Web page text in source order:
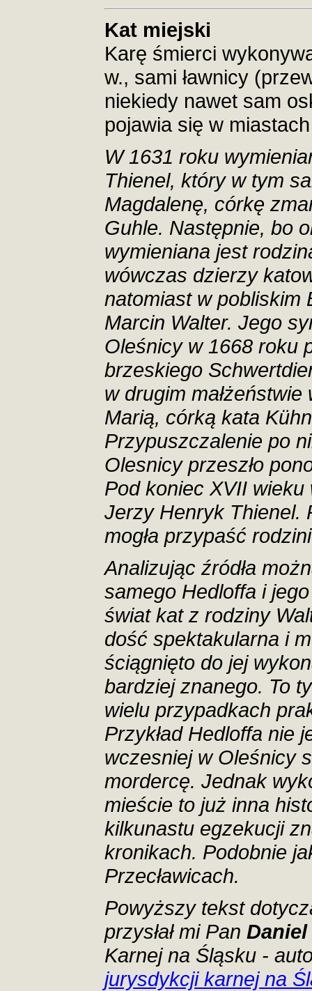
Kat miejski
Karę śmierci
w., sami ławnicy
niekiedy nawet sam
pojawia się w
W 1631 roku
Thienel, który w tym
Magdalenę, córkę
Guhle. Następnie, bo
wymieniana jest
wówczas dzierzy
natomiast w pobliskim
Marcin Walter. Jego
Oleśnicy w 1668 roku
brzeskiego
w drugim
Marią, córką kata
Przypuszczalenie po
Olesnicy przeszło
Pod koniec XVII
Jerzy Henryk Thienel.
mogła przypaść
Analizując źródła
samego Hedloffa i
świat kat z rodziny
dość spektakularna i
ściągnięto do jej
bardziej znanego. To
wielu przypadkach
Przykład Hedloffa nie
wczesniej w Oleśnicy
mordercę. Jednak
mieście to już inna
kilkunastu egzekucji
kronikach. Podobnie
Przecławicach.
Powyższy tekst
przysłał mi Pan
Karnej na Śląsku -
jurysdykcji karnej na